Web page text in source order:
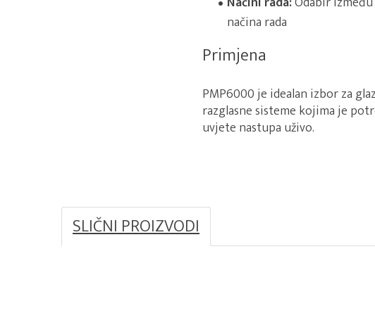
načina rada
Primjena
PMP6000 je idealan izbor za
razglasne sisteme kojima je
uvjete nastupa uživo.
SLIČNI PROIZVODI